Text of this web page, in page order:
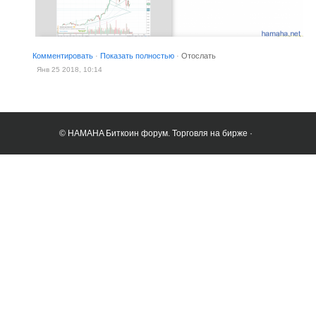
Комментировать · Показать полностью · Отослать
Янв 25 2018, 10:14
© HAMAHA Биткоин форум. Торговля на бирже ·